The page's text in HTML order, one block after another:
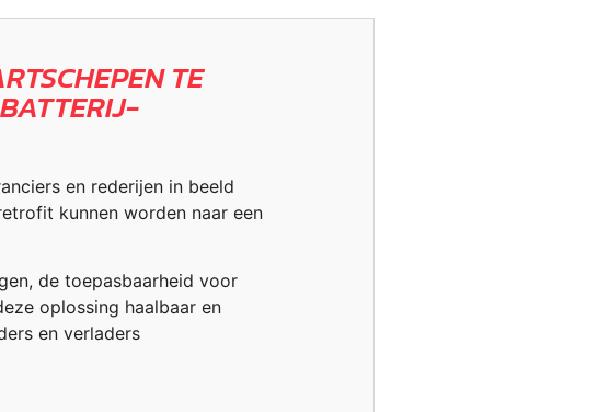
TE
en rederijen in beeld
kunnen worden naar een
de toepasbaarheid voor
oplossing haalbaar en
en verladers